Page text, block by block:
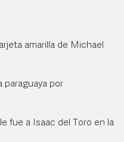
amarilla de Michael
paraguaya por
fue a Isaac del Toro en la